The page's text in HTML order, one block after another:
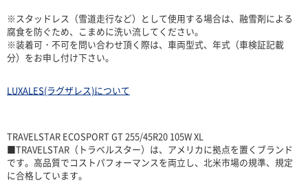
※スタッドレス（雪道走行など）として使用する場合は、融雪剤による
腐食を防ぐため、こまめに洗い流してください。
※装着可・不可を問い合わせ頂く際は、車両型式、年式（車検証記載
分）をお申し付け下さい。
LUXALES(ラグザレス)について
TRAVELSTAR ECOSPORT GT 255/45R20 105W XL
■TRAVELSTAR（トラベルスター）は、アメリカに拠点を置くブランド
です。高品質でコストパフォーマンスを両立し、北米市場の規準、規定
に合格しています。